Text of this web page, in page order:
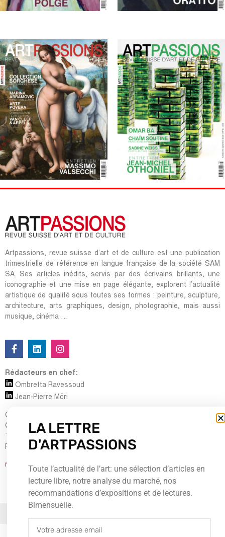
Artpassions, revue suisse d’art et de culture est une publication
trimestrielle de référence en langue française de la société SAM
SA. Ses articles inédits, servis par des écrivains brillants, une
iconographie et une mise en page élégante, explorent l’actualité
artistique de qualité sous toutes ses formes : peinture, sculpture,
architecture, arts graphiques, design, photographie, mais aussi
musique, cinéma …
Rédacteurs en chef:
Ombretta Ravessoud
Jean-Pierre Möri
Cour Saint-Pierre, 5
CH-1204 Genève
Fax : + 41 (0) 22 735 60 38
redaction@artpassions.ch
LA LETTRE
D'ARTPASSIONS
Toute l’actualité de l’art: une sélection d’articles en
lecture libre, notre analyse du marché, nos
recommandations d’expositions et de lectures.
Bimensuelle.